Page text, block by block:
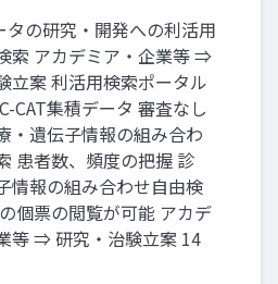
タの研究・開発への利活用
索 アカデミア・企業等 ⇒
立案 利活用検索ポータル
CAT集積データ 審査なし
・遺伝子情報の組み合わ
患者数、頻度の把握 診
情報の組み合わせ自由検
個票の閲覧が可能 アカデ
等 ⇒ 研究・治験立案 14